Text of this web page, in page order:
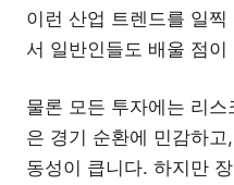
이런 산업 트렌드를 일
서 일반인들도 배울 점이
물론 모든 투자에는 리
은 경기 순환에 민감하
동성이 큽니다. 하지만